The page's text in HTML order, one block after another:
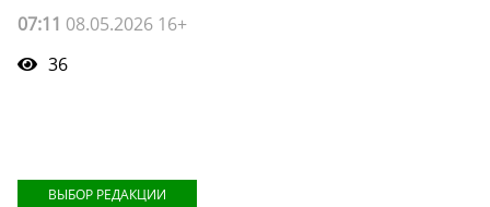
07:11 08.05.2026 16+
36
ВЫБОР РЕДАКЦИИ